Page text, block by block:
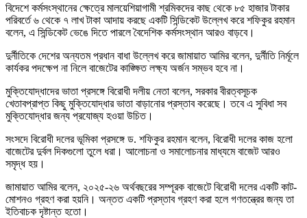
বিদেশে কর্মসংস্থানের ক্ষেত্রে মালয়েশিয়াগামী শ্রমিকদের কাছ থেকে ৮৫ হাজার টাকার
পরিবর্তে ৬ থেকে ৭ লাখ টাকা আদায় করছে একটি সিন্ডিকেট উল্লেখ করে শফিকুর রহমান
বলেন, এ সিন্ডিকেট ভেঙে দিতে পারলে বৈদেশিক কর্মসংস্থান আরও বাড়বে।
দুর্নীতিকে দেশের অন্যতম প্রধান বাধা উল্লেখ করে জামায়াত আমির বলেন, দুর্নীতি নির্মূলে
কার্যকর পদক্ষেপ না নিলে বাজেটের কাঙ্ক্ষিত লক্ষ্য অর্জন সম্ভব হবে না।
মুক্তিযোদ্ধাদের ভাতা প্রসঙ্গে বিরোধী দলীয় নেতা বলেন, সরকার বীরত্বসূচক
খেতাবপ্রাপ্ত কিছু মুক্তিযোদ্ধার ভাতা বাড়ানোর প্রস্তাব করেছে। তবে এ সুবিধা সব
মুক্তিযোদ্ধার জন্য প্রযোজ্য হওয়া উচিত।
সংসদে বিরোধী দলের ভূমিকা প্রসঙ্গে ড. শফিকুর রহমান বলেন, বিরোধী দলের কাজ হলো
বাজেটের দুর্বল দিকগুলো তুলে ধরা। আলোচনা ও সমালোচনার মাধ্যমে বাজেট আরও
সমৃদ্ধ হয়।
জামায়াত আমির বলেন, ২০২৫-২৬ অর্থবছরের সম্পূরক বাজেটে বিরোধী দলের একটি কাট-
মোশনও গ্রহণ করা হয়নি। অন্তত একটি প্রস্তাব গ্রহণ করা হলে গণতন্ত্রের জন্য তা
ইতিবাচক দৃষ্টান্ত হতো।